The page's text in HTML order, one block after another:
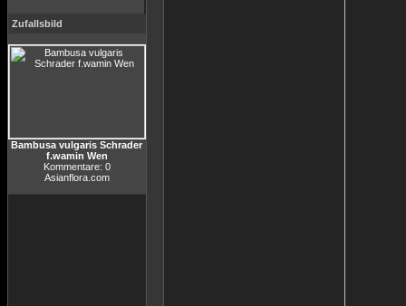
Zufallsbild
Bambusa vulgaris Schrader
f.wamin Wen
Kommentare: 0
Asianflora.com